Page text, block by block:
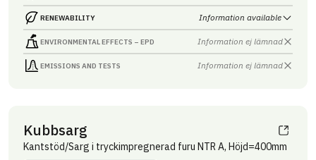
RENEWABILITY Information available
ENVIRONMENTAL EFFECTS – EPD Information ej lämnad
EMISSIONS AND TESTS Information ej lämnad
Kubbsarg
Kantstöd/Sarg i tryckimpregnerad furu NTR A, Höjd=400mm